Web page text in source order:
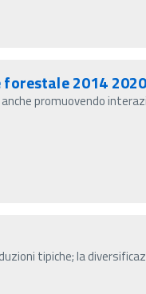
forestale 2014 2020
promuovendo
tipiche; la